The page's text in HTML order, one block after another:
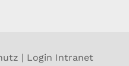
| Login Intranet